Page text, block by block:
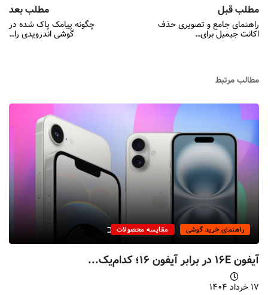
مطلب قبل
راهنمای جامع و تصویری حذف
اکانت جیمیل برای…
مطلب بعد
چگونه پیامک پاک شده در
گوشی اندرویدی را…
مطالب مرتبط
راهنمای خرید گوشی مقایسه محصولات
آیفون ۱۶E در برابر آیفون ۱۶؛ کدام‌یک...
۱۷ خرداد ۱۴۰۴